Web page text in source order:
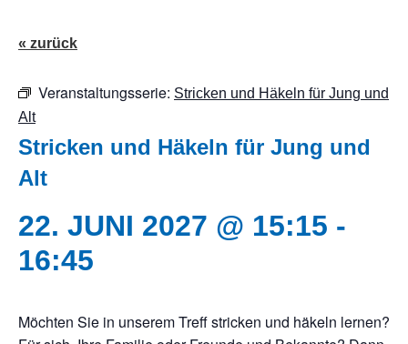
« zurück
Veranstaltungsserie: Stricken und Häkeln für Jung und
Alt
Stricken und Häkeln für Jung und
Alt
15:15-16:45
sind Sie willkommen! Bitte bringen Sie Wolle (Reste) und